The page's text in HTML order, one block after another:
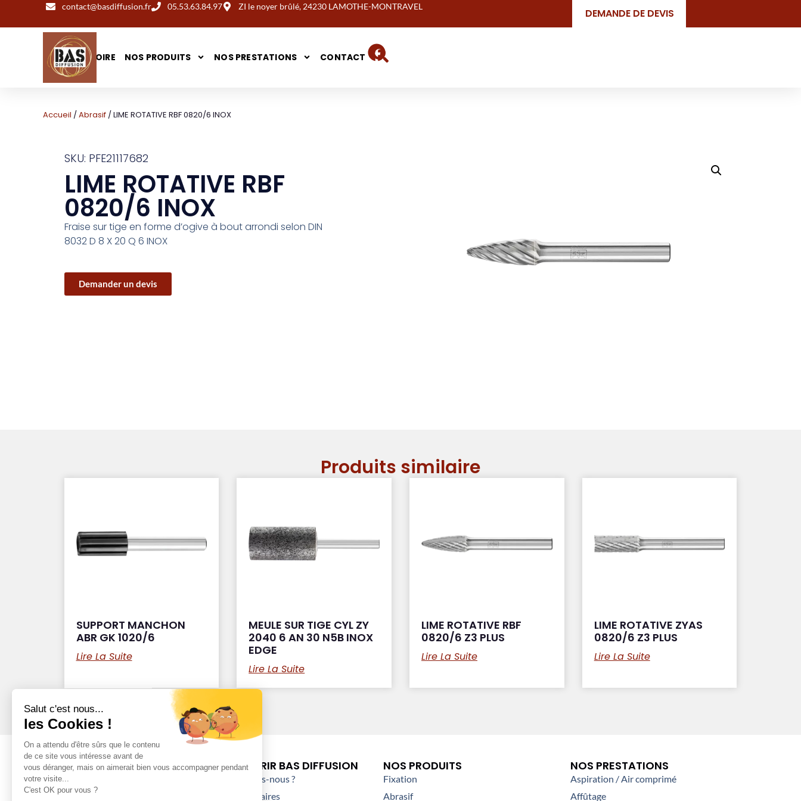
contact@basdiffusion.fr 05.53.63.84.97 ZI le noyer brûlé, 24230 LAMOTHE-MONTRAVEL
DEMANDE DE DEVIS
NOTRE HISTOIRE NOS PRODUITS NOS PRESTATIONS CONTACT
Accueil / Abrasif / LIME ROTATIVE RBF 0820/6 INOX
SKU: PFE21117682
LIME ROTATIVE RBF
0820/6 INOX
Fraise sur tige en forme d’ogive à bout arrondi selon DIN
8032 D 8 X 20 Q 6 INOX
Demander un devis
Produits similaire
SUPPORT MANCHON
ABR GK 1020/6
Lire La Suite
MEULE SUR TIGE CYL ZY
2040 6 AN 30 N5B INOX
EDGE
Lire La Suite
LIME ROTATIVE RBF
0820/6 Z3 PLUS
Lire La Suite
LIME ROTATIVE ZYAS
0820/6 Z3 PLUS
Lire La Suite
DÉCOUVRIR BAS DIFFUSION
Qui sommes-nous ?
Nos partenaires
NOS PRODUITS
Fixation
Abrasif
NOS PRESTATIONS
Aspiration / Air comprimé
Affûtage